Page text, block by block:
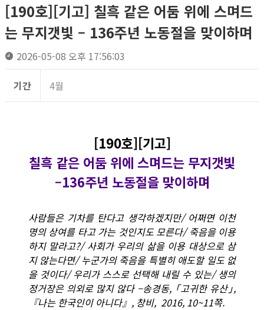
[190호][기고] 칠흑 같은 어둠 위에 스며드
는 무지갯빛 – 136주년 노동절을 맞이하며
2026-05-08 오후 17:56:03
기간 4월
[190호][기고]
칠흑 같은 어둠 위에 스며드는 무지갯빛
–136주년 노동절을 맞이하며
사람들은 기차를 탄다고 생각하겠지만/ 어쩌면 이천
명의 상여를 타고 가는 것인지도 모른다/ 죽음을 이용
하지 말라고?/ 사회가 우리의 삶을 이용 대상으로 삼
지 않는다면/ 누군가의 죽음을 특별히 애도할 일도 없
을 것이다/ 우리가 스스로 선택해 내릴 수 있는/ 생의
정거장은 의외로 많지 않다 –송경동, ｢고귀한 유산｣,
『나는 한국인이 아니다』, 창비, 2016, 10~11쪽.